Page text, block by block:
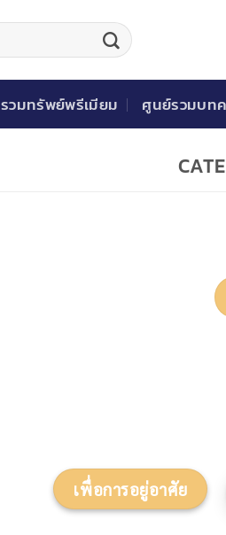
รวมทรัพย์พรีเมียม ศูนย์รวมบท
เพื่อการอยู่อาศัย